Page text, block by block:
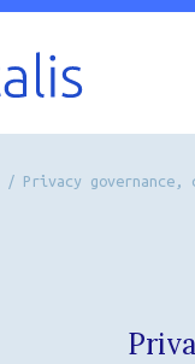
/ Privacy